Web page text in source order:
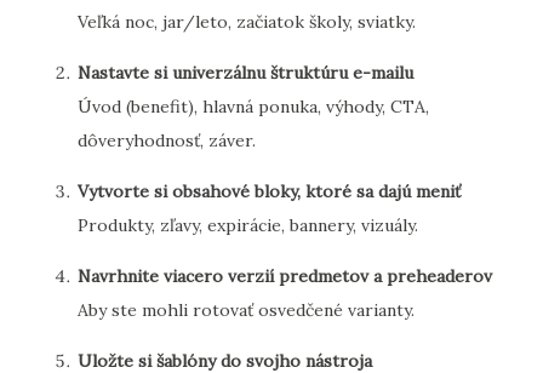
Veľká noc, jar/leto, začiatok školy, sviatky.
Nastavte si univerzálnu štruktúru e-mailu
Úvod (benefit), hlavná ponuka, výhody, CTA,
dôveryhodnosť, záver.
Vytvorte si obsahové bloky, ktoré sa dajú meniť
Produkty, zľavy, expirácie, bannery, vizuály.
Navrhnite viacero verzií predmetov a preheaderov
Aby ste mohli rotovať osvedčené varianty.
Uložte si šablóny do svojho nástroja